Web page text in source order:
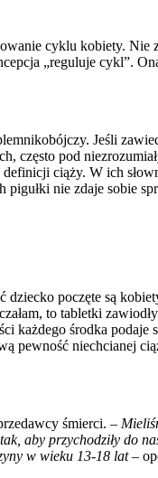
cyklu kobiety.
„reguluje cykl”.
Jeśli
często pod
ciąży. W ich
nie zdaje sobie
poczęte są
to tabletki
każdego środka
pewność niechcianej
śmierci. –
aby przychodziły do
w wieku 13-18 lat –